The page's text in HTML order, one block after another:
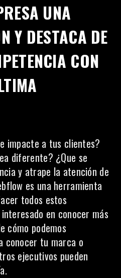
UNA
Y DESTACA DE
CON
impacte a tus clientes?
diferente? ¿Que se
y atrape la atención de
es una herramienta
todos estos
en conocer más
cómo podemos
conocer tu marca o
ejecutivos pueden